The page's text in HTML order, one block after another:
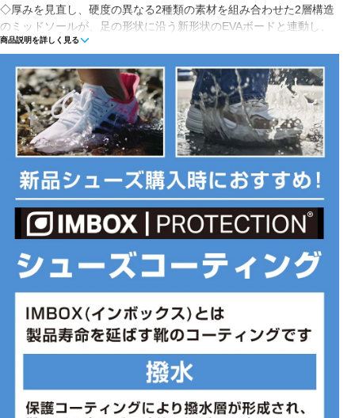
◇厚みを見直し、硬度の異なる2種類の素材を組み合わせた2層構造
のミッドソールが、足の形状に沿う新形状のEVAボードと連動し、
快適な走行をアシスト。カップ形状の踵部がブレの抑制とフィット
を発揮。ランナーの足元を彩るシーズナルカラーで展開。
■カラー(メーカー表記):
ホワイト(2JM:WHITE/MULTI)
■甲材(アッパー):合成繊維
■底材(ソール):ゴム底
■完走タイム:5時間～完走
■形状:紐
■プロネーション:オーバー
■ワイズ:B
■片足重量代表サイズ:24.0cm
商品説明を詳しく見る